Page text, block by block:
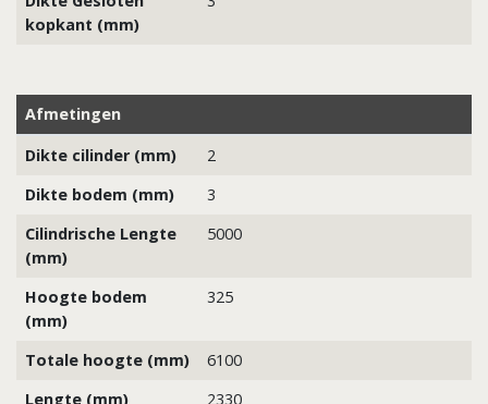
kopkant (mm)
Afmetingen
Dikte cilinder (mm)
2
Dikte bodem (mm)
3
Cilindrische Lengte
(mm)
5000
Hoogte bodem
(mm)
325
Totale hoogte (mm)
6100
Lengte (mm)
2330